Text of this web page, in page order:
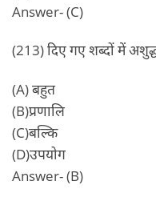
Answer- (C)
(213) दिए गए शब्दों में
(A) बहुत
(B)प्रणालि
(C)बल्कि
(D)उपयोग
Answer- (B)